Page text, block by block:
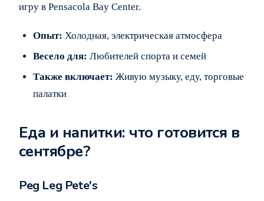
игру в Pensacola Bay Center.
Опыт: Холодная, электрическая атмосфера
Весело для: Любителей спорта и семей
Также включает: Живую музыку, еду, торговые
палатки
Еда и напитки: что готовится в
сентябре?
Peg Leg Pete's